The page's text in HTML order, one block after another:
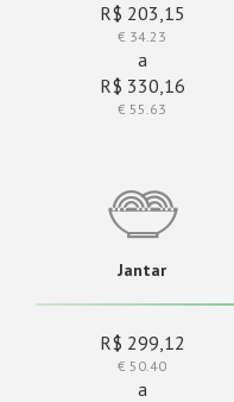
R$ 203,15
€ 34.23
a
R$ 330,16
€ 55.63
Jantar
R$ 299,12
€ 50.40
a